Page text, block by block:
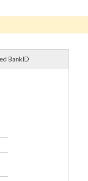
BankID